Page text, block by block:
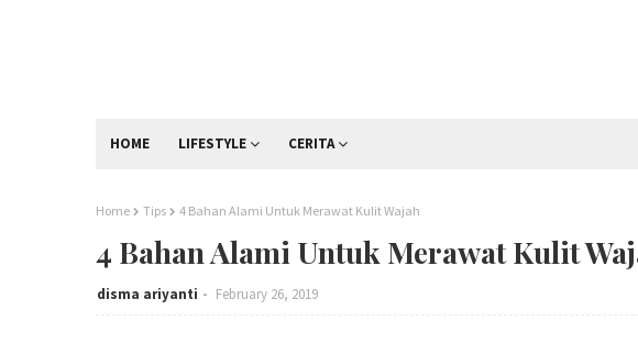
HOME LIFESTYLE CERITA
Home Tips 4 Bahan Alami Untuk Merawat Kulit Wajah
4 Bahan Alami Untuk Merawat Kulit
disma ariyanti February 26, 2019